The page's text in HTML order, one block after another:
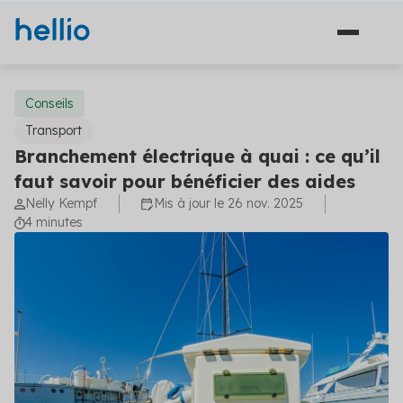
Solutions
Financement
Travaux
Solutions financement (5)
Secteurs
Industrie
Découvrez Hellio
Apprenez-en davantage sur notre équipe et ce qui
Aides et financements
Communiqués de presse
Les dernières actualités concernant la maîtrise de
l'énergie
Conseils
Branchement électrique à quai : ce qu’il
faut savoir pour bénéficier des aides
Transport
Nelly Kempf
Mis à jour le 26 nov. 2025
4 minutes